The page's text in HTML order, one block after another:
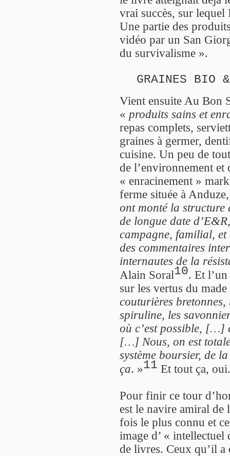
vrai succès, sur lequel
Une partie des
vidéo par un San
du survivalisme ».
GRAINES BIO
Vient ensuite Au Bon
« produits sains et
repas complets,
graines à germer,
cuisine. Un peu de
de l’environnement
« enracinement »
ferme située à
ont monté la structure
de longue date
campagne, familial, et
des commentaires
internautes de la
Alain Soral10. Et
sur les vertus du
couturières
spiruline, les
où c’est possible, […]
[…] Nous, on est
système boursier, de
ça. »11 Et tout ça,
Pour finir ce tour
est le navire amiral de
fois le plus connu et
image d’ «
de livres. Ceux qu’il